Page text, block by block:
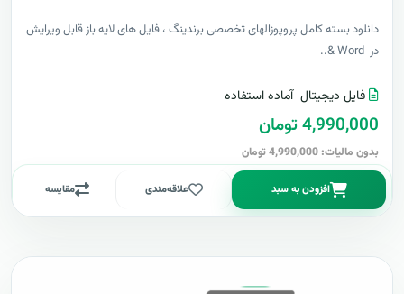
دانلود بسته کامل پروپوزالهای تخصصی برندینگ ، فایل های لایه باز قابل ویرایش
در Word &..
فایل دیجیتال آماده استفاده
4,990,000 تومان
بدون مالیات: 4,990,000 تومان
افزودن به سبد علاقه‌مندی مقایسه